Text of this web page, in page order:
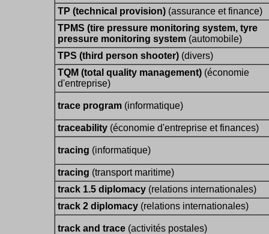
TP (technical provision) (assurance et finance)
TPMS (tire pressure monitoring system, tyre
pressure monitoring system (automobile)
TPS (third person shooter) (divers)
TQM (total quality management) (économie
d'entreprise)
trace program (informatique)
traceability (économie d'entreprise et finances)
tracing (informatique)
tracing (transport maritime)
track 1.5 diplomacy (relations internationales)
track 2 diplomacy (relations internationales)
track and trace (activités postales)